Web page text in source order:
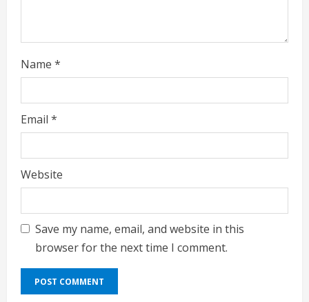
Name *
Email *
Website
Save my name, email, and website in this
browser for the next time I comment.